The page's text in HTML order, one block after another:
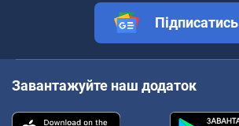
Підписатись
Завантажуйте наш додаток